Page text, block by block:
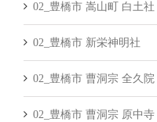
02_豊橋市 嵩山町 白土社
02_豊橋市 新栄神明社
02_豊橋市 曹洞宗 全久院
02_豊橋市 曹洞宗 原中寺